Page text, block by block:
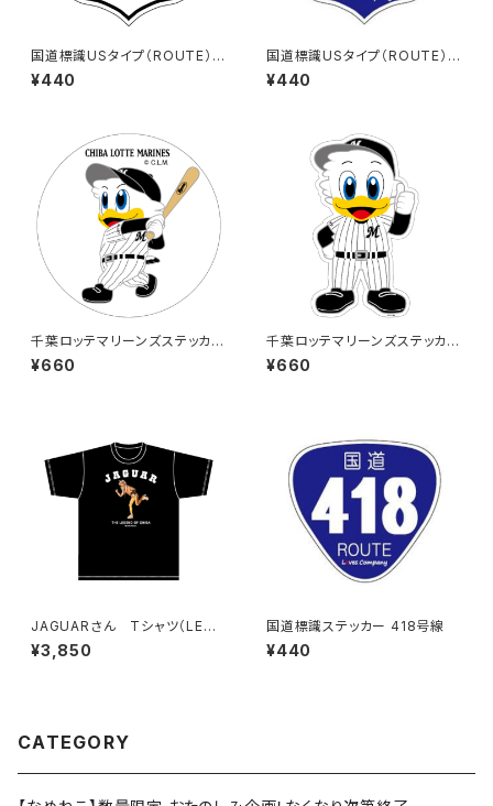
国道標識USタイプ（ROUTE）ス
テッカー 266号線（ホワイト）
¥440
国道標識USタイプ（ROUTE）ス
テッカー 327号線
¥440
千葉ロッテマリーンズステッカー
8（大）
¥660
千葉ロッテマリーンズステッカー
13（大）
¥660
JAGUARさん Tシャツ（LEGE
ND-B）Black
¥3,850
国道標識ステッカー 418号線
¥440
CATEGORY